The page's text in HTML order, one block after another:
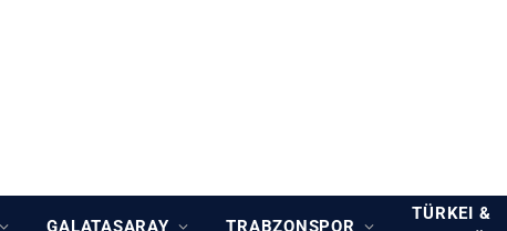
GALATASARAY TRABZONSPOR
TÜRKEI &